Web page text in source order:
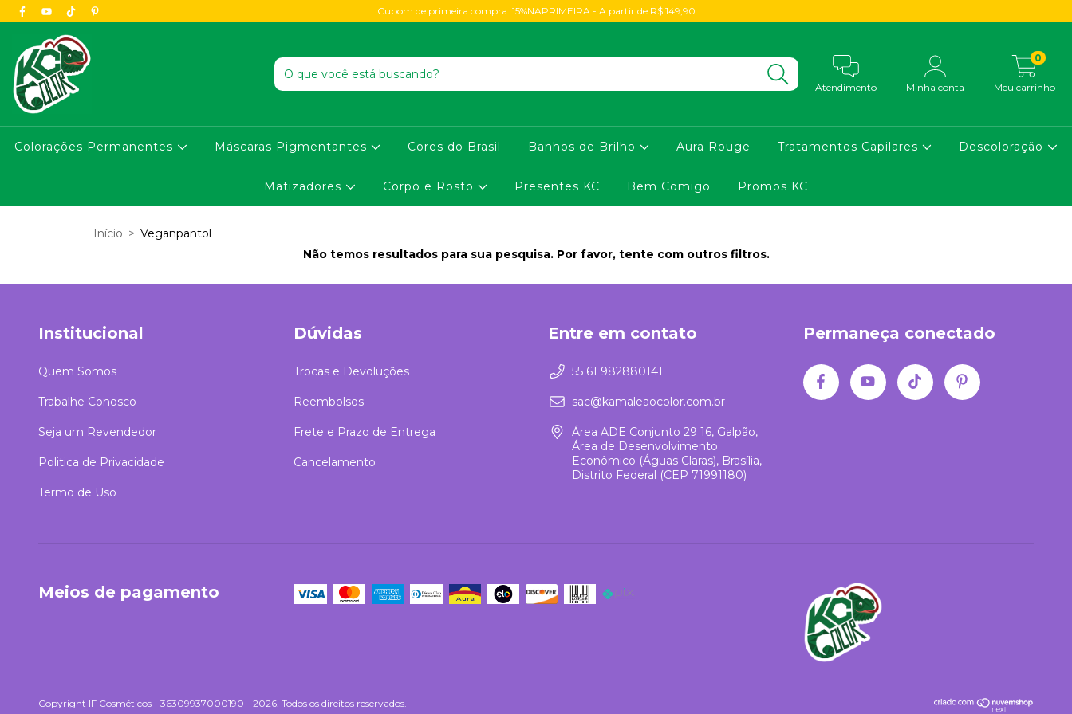
Cupom de primeira compra: 15%NAPRIMEIRA - A partir de R$ 149,90
Atendimento Minha conta Meu carrinho
0
Colorações Permanentes Máscaras Pigmentantes Cores do Brasil Banhos de Brilho Aura Rouge Tratamentos Capilares Descoloração
Matizadores Corpo e Rosto Presentes KC Bem Comigo Promos KC
Início > Veganpantol
Não temos resultados para sua pesquisa. Por favor, tente com outros filtros.
Institucional
Quem Somos
Trabalhe Conosco
Seja um Revendedor
Politica de Privacidade
Termo de Uso
Dúvidas
Trocas e Devoluções
Reembolsos
Frete e Prazo de Entrega
Cancelamento
Entre em contato
55 61 982880141
sac@kamaleaocolor.com.br
Área ADE Conjunto 29 16, Galpão,
Área de Desenvolvimento
Econômico (Águas Claras), Brasília,
Distrito Federal (CEP 71991180)
Permaneça conectado
Meios de pagamento
Copyright IF Cosméticos - 36309937000190 - 2026. Todos os direitos reservados.